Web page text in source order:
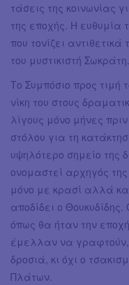
τάσεις της κοινωνίας
της εποχής. Η ευθυμία
που τονίζει
του
Το Συμπόσιο προς τιμή
νίκη του στους
λίγους μόνο μήνες
στόλου για τη
υψηλότερο σημείο της
ονομαστεί αρχηγός
μόνο με κρασί αλλά
αποδίδει ο
όπως θα ήταν την
έμελλαν να γραφτούν,
δροσιά, κι όχι ο
Πλάτων.